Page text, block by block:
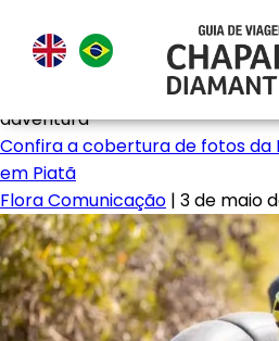
daventura
Confira a cobertura de fotos da
em Piatã
Flora Comunicação | 3 de maio